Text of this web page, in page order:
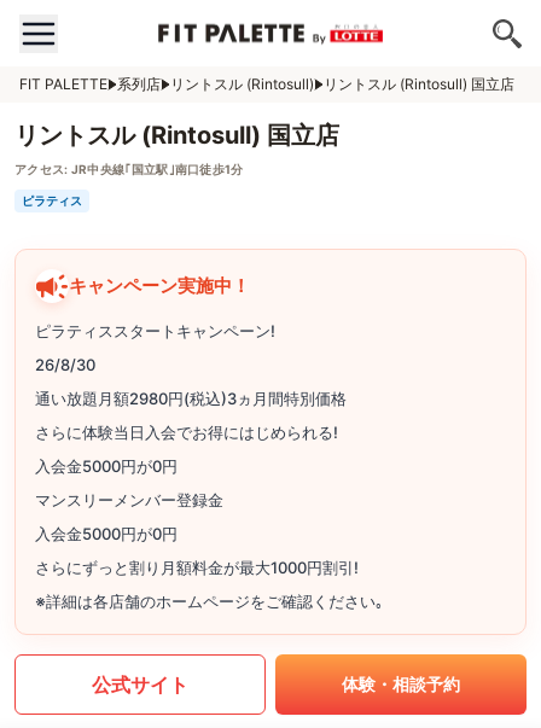
FIT PALETTE 系列店 リントスル (Rintosull) リントスル (Rintosull) 国立店
リントスル (Rintosull) 国立店
アクセス: JR中央線｢国立駅｣南口徒歩1分
ピラティス
キャンペーン実施中！
ピラティススタートキャンペーン!
26/8/30
通い放題月額2980円(税込)3ヵ月間特別価格
さらに体験当日入会でお得にはじめられる!
入会金5000円が0円
マンスリーメンバー登録金
入会金5000円が0円
さらにずっと割り月額料金が最大1000円割引!
※詳細は各店舗のホームページをご確認ください｡
公式サイト 体験・相談予約